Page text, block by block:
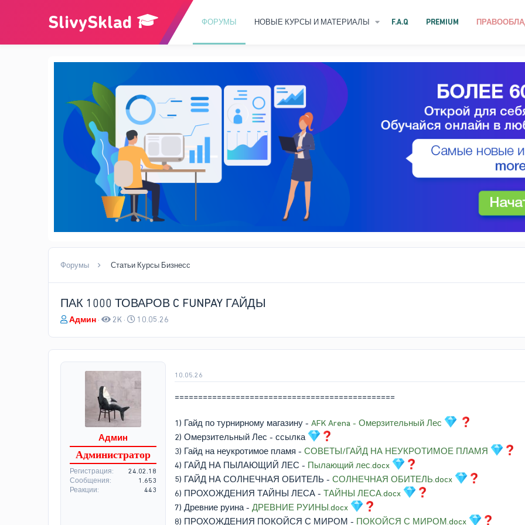
ФОРУМЫ НОВЫЕ КУРСЫ И МАТЕРИАЛЫ F.A.Q PREMIUM
Форумы Статьи Курсы Бизнесс
ПАК 1000 ТОВАРОВ C FUNPAY ГАЙДЫ
А
о
р
Админ 2K
Д
а
н
а
ч
а
10.05.26
Админ
Администратор
Регистрация
24.02.18
Сообщения
1.653
Реакции
443
10.05.26
===============================================
1) Гайд по турнирному магазину - AFK Arena - Омерзительный Лес
2) Омерзительный Лес - ссылка
3) Гайд на неукротимое пламя - СОВЕТЫ/ГАЙД НА НЕУКРОТИМОЕ ПЛАМЯ
4) ГАЙД НА ПЫЛАЮЩИЙ ЛЕС - Пылающий лес.docx
5) ГАЙД НА СОЛНЕЧНАЯ ОБИТЕЛЬ - СОЛНЕЧНАЯ ОБИТЕЛЬ.docx
6) ПРОХОЖДЕНИЯ ТАЙНЫ ЛЕСА - ТАЙНЫ ЛЕСА.docx
7) Древние руина - ДРЕВНИЕ РУИНЫ.docx
8) ПРОХОЖДЕНИЯ ПОКОЙСЯ С МИРОМ - ПОКОЙСЯ С МИРОМ.docx